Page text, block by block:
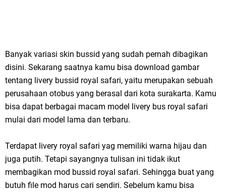
Banyak variasi skin bussid yang sudah pernah dibagikan
disini. Sekarang saatnya kamu bisa download gambar
tentang livery bussid royal safari, yaitu merupakan sebuah
perusahaan otobus yang berasal dari kota surakarta. Kamu
bisa dapat berbagai macam model livery bus royal safari
mulai dari model lama dan terbaru.
Terdapat livery royal safari yag memiliki warna hijau dan
juga putih. Tetapi sayangnya tulisan ini tidak ikut
membagikan mod bussid royal safari. Sehingga buat yang
butuh file mod harus cari sendiri. Sebelum kamu bisa